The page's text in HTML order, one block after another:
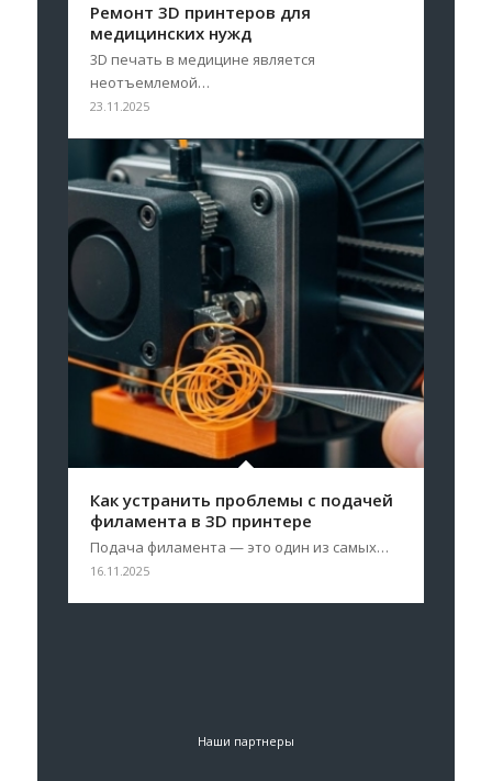
Ремонт 3D принтеров для
медицинских нужд
3D печать в медицине является
неотъемлемой…
23.11.2025
Как устранить проблемы с подачей
филамента в 3D принтере
Подача филамента — это один из самых…
16.11.2025
Наши партнеры